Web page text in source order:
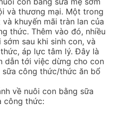
và thương mại. Một trong
khuyến mãi tràn lan của
thức. Thêm vào đó, nhiều
sau khi sinh con, và
áp lực tâm lý. Đây là
dẫn tới việc dừng cho con
công thức/thức ăn bổ
về nuôi con bằng sữa
công thức: